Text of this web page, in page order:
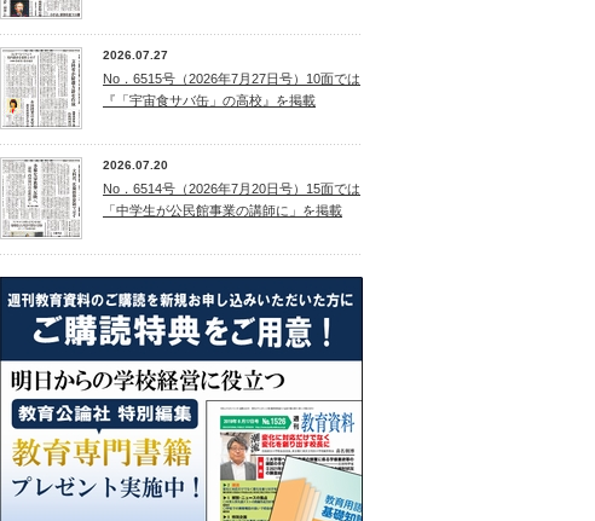
2026.07.27
No．6515号（2026年7月27日号）10面では
『「宇宙食サバ缶」の高校』を掲載
2026.07.20
No．6514号（2026年7月20日号）15面では
「中学生が公民館事業の講師に」を掲載